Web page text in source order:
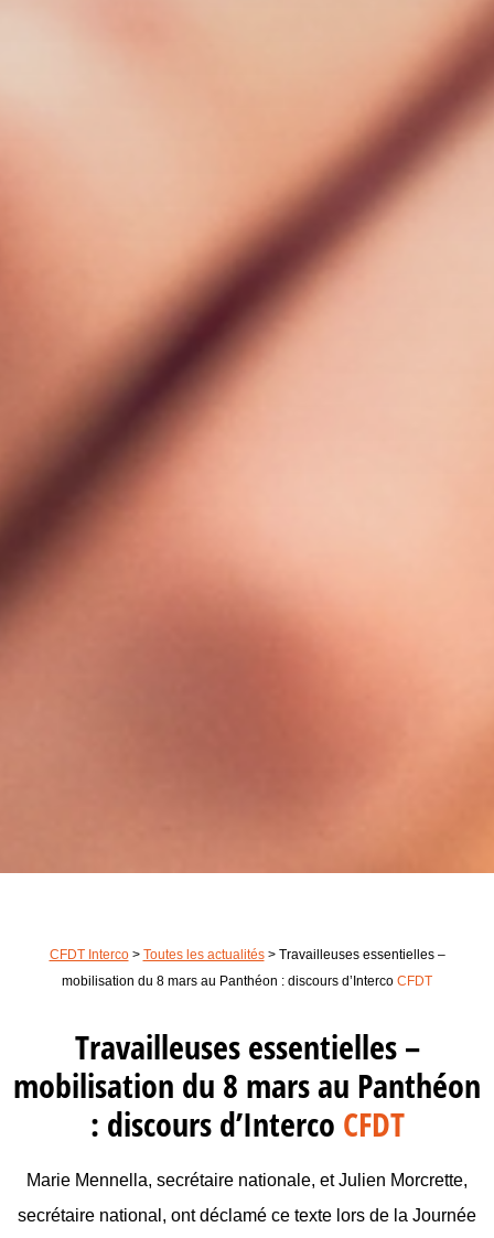
CFDT Interco> Toutes les actualités> Travailleuses essentielles –
mobilisation du 8 mars au Panthéon : discours d’Interco CFDT
Travailleuses essentielles –
mobilisation du 8 mars au Panthéon
: discours d’Interco CFDT
Marie Mennella, secrétaire nationale, et Julien Morcrette,
secrétaire national, ont déclamé ce texte lors de la Journée